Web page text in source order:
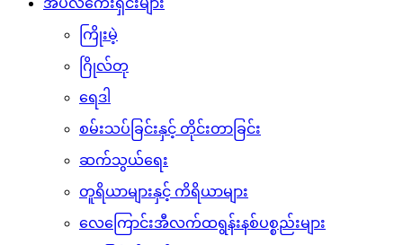
အပလီကေးရှင်းများ
ကြိုးမဲ့
ဂြိုလ်တု
ရေဒါ
စမ်းသပ်ခြင်းနှင့် တိုင်းတာခြင်း
ဆက်သွယ်ရေး
တူရိယာများနှင့် ကိရိယာများ
လေကြောင်းအီလက်ထရွန်းနစ်ပစ္စည်းများ